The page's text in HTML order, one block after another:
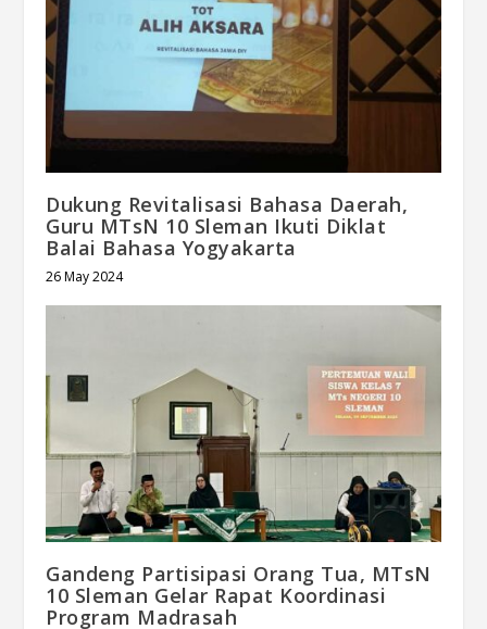
Dukung Revitalisasi Bahasa Daerah,
Guru MTsN 10 Sleman Ikuti Diklat
Balai Bahasa Yogyakarta
26 May 2024
Gandeng Partisipasi Orang Tua, MTsN
10 Sleman Gelar Rapat Koordinasi
Program Madrasah